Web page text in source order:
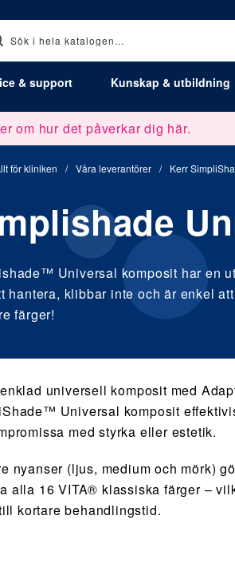
& support Kunskap & utbildning
om hur det påverkar dig här.
för kliniken / Våra leverantörer / Kerr
Universal komposit har en
hantera, klibbar inte och är enkel
färger!
universell komposit med
Universal komposit
med styrka eller estetik.
nyanser (ljus, medium och mörk)
alla 16 VITA® klassiska färger –
kortare behandlingstid.